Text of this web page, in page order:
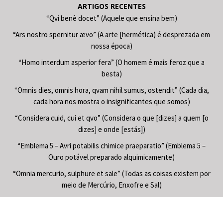
ARTIGOS RECENTES
“Qvi benè docet” (Aquele que ensina bem)
“Ars nostro spernitur ævo” (A arte [hermética) é desprezada em
nossa época)
“Homo interdum asperior fera” (O homem é mais feroz que a
besta)
“Omnis dies, omnis hora, qvam nihil sumus, ostendit” (Cada dia,
cada hora nos mostra o insignificantes que somos)
“Considera cuid, cui et qvo” (Considera o que [dizes] a quem [o
dizes] e onde [estás])
“Emblema 5 – Avri potabilis chimice praeparatio” (Emblema 5 –
Ouro potável preparado alquimicamente)
“Omnia mercurio, sulphure et sale” (Todas as coisas existem por
meio de Mercúrio, Enxofre e Sal)